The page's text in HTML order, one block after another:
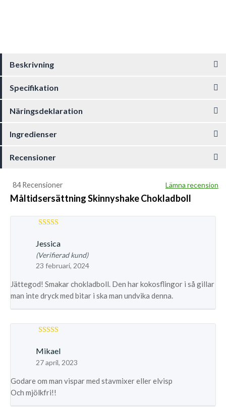
Beskrivning
Specifikation
Näringsdeklaration
Ingredienser
Recensioner
84 Recensioner Lämna recension
Måltidsersättning Skinnyshake Chokladboll
Jessica
(Verifierad kund)
23 februari, 2024
Jättegod! Smakar chokladboll. Den har kokosflingor i så gillar
man inte dryck med bitar i ska man undvika denna.
Mikael
27 april, 2023
Godare om man vispar med stavmixer eller elvisp
Och mjölkfri!!